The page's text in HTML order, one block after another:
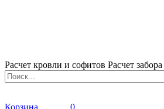
Расчет кровли и софитов Расчет забора
Корзина 0